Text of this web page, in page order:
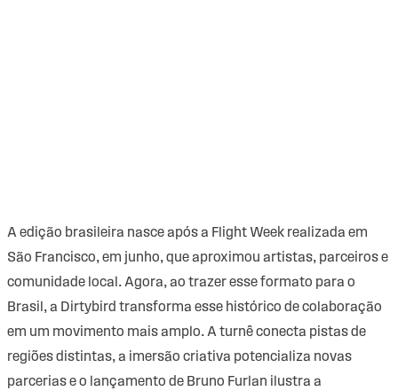
A edição brasileira nasce após a Flight Week realizada em
São Francisco, em junho, que aproximou artistas, parceiros e
comunidade local. Agora, ao trazer esse formato para o
Brasil, a Dirtybird transforma esse histórico de colaboração
em um movimento mais amplo. A turnê conecta pistas de
regiões distintas, a imersão criativa potencializa novas
parcerias e o lançamento de Bruno Furlan ilustra a